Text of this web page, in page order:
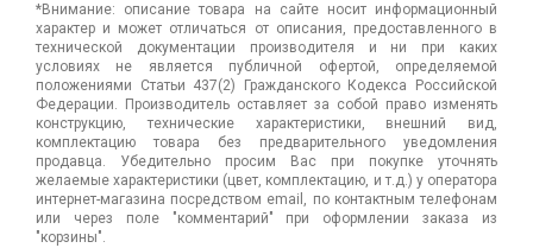
*Внимание: описание товара на сайте носит информационный
характер и может отличаться от описания, предоставленного в
технической документации производителя и ни при каких
условиях не является публичной офертой, определяемой
положениями Статьи 437(2) Гражданского Кодекса Российской
Федерации. Производитель оставляет за собой право изменять
конструкцию, технические характеристики, внешний вид,
комплектацию товара без предварительного уведомления
продавца. Убедительно просим Вас при покупке уточнять
желаемые характеристики (цвет, комплектацию, и т.д.) у оператора
интернет-магазина посредством email, по контактным телефонам
или через поле "комментарий" при оформлении заказа из
"корзины".